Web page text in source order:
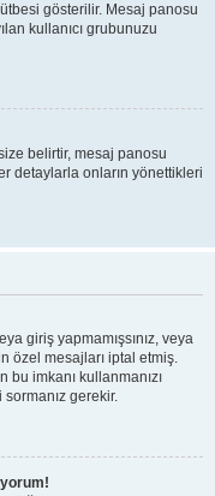
gösterilir. Mesaj panosu
kullanıcı grubunuzu
belirtir, mesaj panosu
detaylarla onların yönettikleri
giriş yapmamışsınız, veya
özel mesajları iptal etmiş.
imkanı kullanmanızı
gerekir.